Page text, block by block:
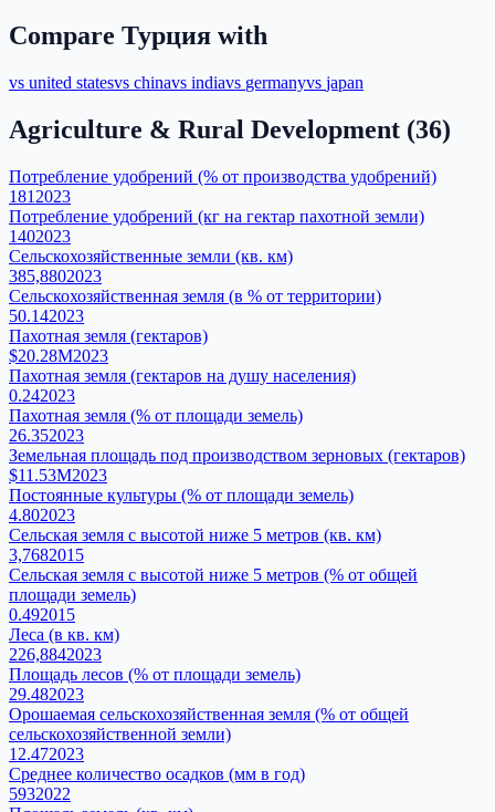
Compare Турция with
vs united statesvs chinavs indiavs germanyvs japan
Agriculture & Rural Development (36)
Потребление удобрений (% от производства удобрений)
181 2023
Потребление удобрений (кг на гектар пахотной земли)
1402023
Сельскохозяйственные земли (кв. км)
385,8802023
Сельскохозяйственная земля (в % от территории)
50.142023
Пахотная земля (гектаров)
$20.28M2023
Пахотная земля (гектаров на душу населения)
0.242023
Пахотная земля (% от площади земель)
26.352023
Земельная площадь под производством зерновых (гектаров)
$11.53M2023
Постоянные культуры (% от площади земель)
4.802023
Сельская земля с высотой ниже 5 метров (кв. км)
3,7682015
Сельская земля с высотой ниже 5 метров (% от общей
площади земель)
0.492015
Леса (в кв. км)
226,8842023
Площадь лесов (% от площади земель)
29.482023
Орошаемая сельскохозяйственная земля (% от общей
сельскохозяйственной земли)
12.472023
Среднее количество осадков (мм в год)
5932022